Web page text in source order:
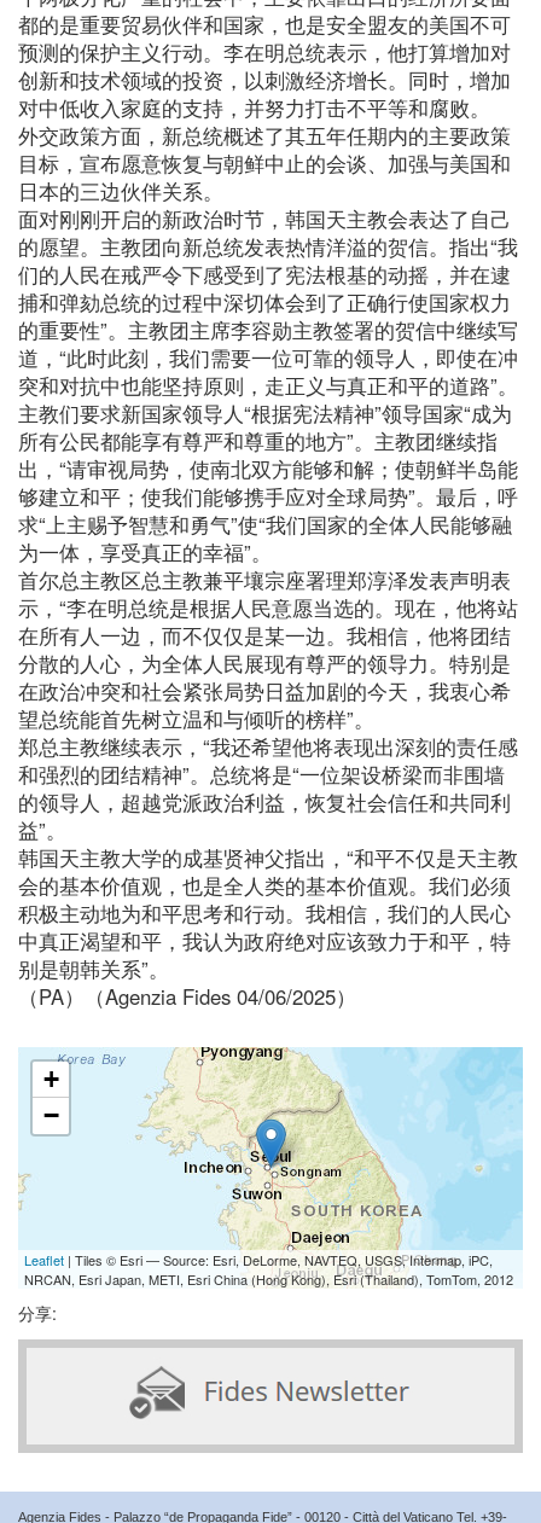
都的是重要贸易伙伴和国家，也是安全盟友的美国不可
预测的保护主义行动。李在明总统表示，他打算增加对
创新和技术领域的投资，以刺激经济增长。同时，增加
对中低收入家庭的支持，并努力打击不平等和腐败。
外交政策方面，新总统概述了其五年任期内的主要政策
目标，宣布愿意恢复与朝鲜中止的会谈、加强与美国和
日本的三边伙伴关系。
面对刚刚开启的新政治时节，韩国天主教会表达了自己
的愿望。主教团向新总统发表热情洋溢的贺信。指出“我
们的人民在戒严令下感受到了宪法根基的动摇，并在逮
捕和弹劾总统的过程中深切体会到了正确行使国家权力
的重要性”。主教团主席李容勋主教签署的贺信中继续写
道，“此时此刻，我们需要一位可靠的领导人，即使在冲
突和对抗中也能坚持原则，走正义与真正和平的道路”。
主教们要求新国家领导人“根据宪法精神”领导国家“成为
所有公民都能享有尊严和尊重的地方”。主教团继续指
出，“请审视局势，使南北双方能够和解；使朝鲜半岛能
够建立和平；使我们能够携手应对全球局势”。最后，呼
求“上主赐予智慧和勇气”使“我们国家的全体人民能够融
为一体，享受真正的幸福”。
首尔总主教区总主教兼平壤宗座署理郑淳泽发表声明表
示，“李在明总统是根据人民意愿当选的。现在，他将站
在所有人一边，而不仅仅是某一边。我相信，他将团结
分散的人心，为全体人民展现有尊严的领导力。特别是
在政治冲突和社会紧张局势日益加剧的今天，我衷心希
望总统能首先树立温和与倾听的榜样”。
郑总主教继续表示，“我还希望他将表现出深刻的责任感
和强烈的团结精神”。总统将是“一位架设桥梁而非围墙
的领导人，超越党派政治利益，恢复社会信任和共同利
益”。
韩国天主教大学的成基贤神父指出，“和平不仅是天主教
会的基本价值观，也是全人类的基本价值观。我们必须
积极主动地为和平思考和行动。我相信，我们的人民心
中真正渴望和平，我认为政府绝对应该致力于和平，特
别是朝韩关系”。
（PA）（Agenzia Fides 04/06/2025）
+
−
Leaflet | Tiles © Esri — Source: Esri, DeLorme, NAVTEQ, USGS, Intermap, iPC,
NRCAN, Esri Japan, METI, Esri China (Hong Kong), Esri (Thailand), TomTom, 2012
分享:
Agenzia Fides - Palazzo “de Propaganda Fide” - 00120 - Città del Vaticano Tel. +39-